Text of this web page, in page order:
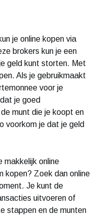
je online kopen via
brokers kun je een
geld kunt storten. Met
Als je gebruikmaakt
voor je
je goed
munt die je koopt en
voorkom je dat je geld
makkelijk online
kopen? Zoek dan online
Je kunt de
uitvoeren of
stappen en de munten